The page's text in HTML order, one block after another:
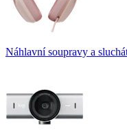
Náhlavní soupravy a